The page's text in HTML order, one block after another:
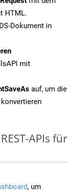
HTML.
Dokument in
mit
auf, um die
APIs für
, um